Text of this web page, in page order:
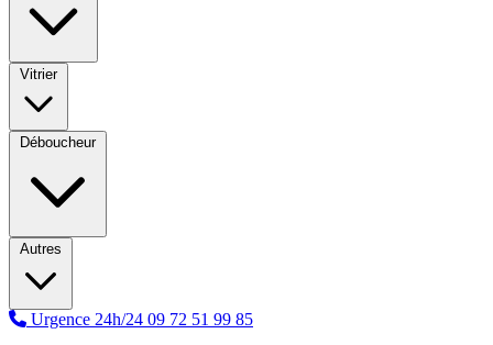
Vitrier
Déboucheur
Autres
Urgence 24h/24 09 72 51 99 85